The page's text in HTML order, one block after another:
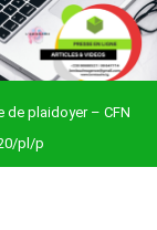
de plaidoyer – CFN
pl/p